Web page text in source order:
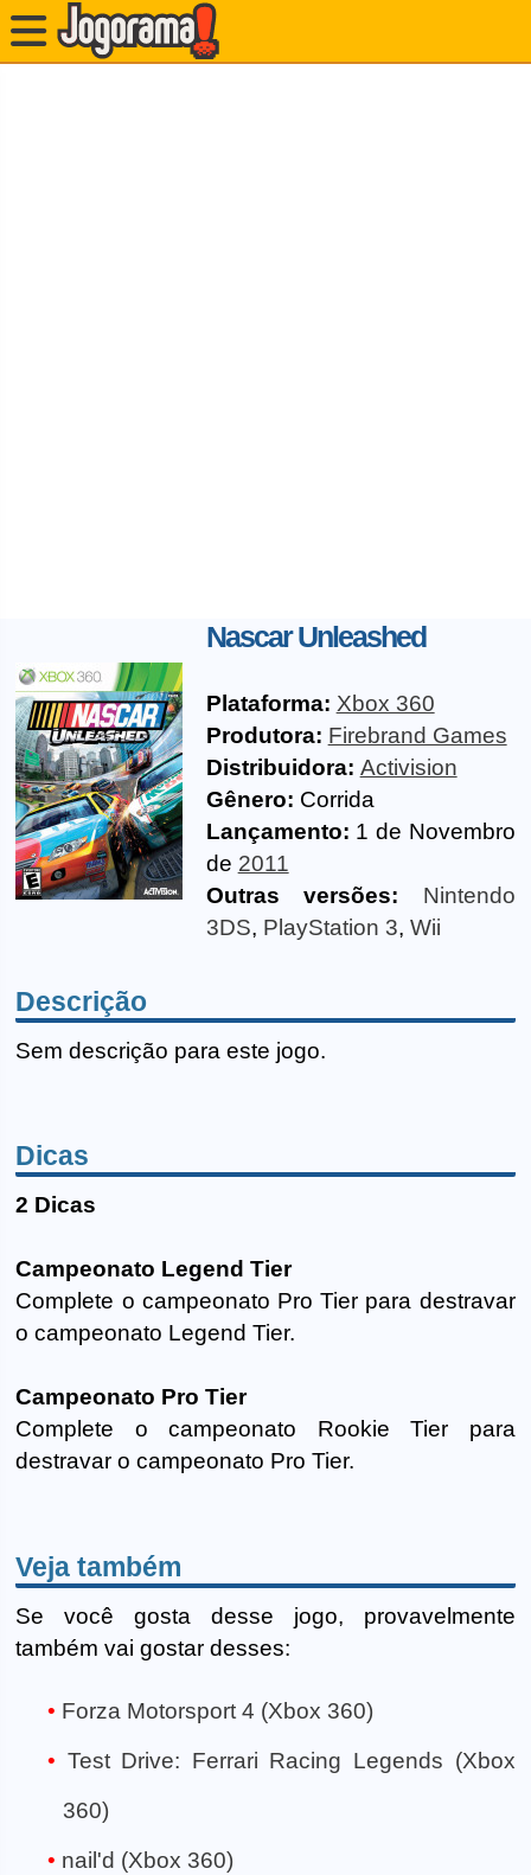
Nascar Unleashed
Plataforma: Xbox 360
Produtora: Firebrand Games
Distribuidora: Activision
Gênero: Corrida
Lançamento: 1 de Novembro
de 2011
Outras versões:
Nintendo
3DS, PlayStation 3, Wii
Descrição
Sem descrição para este jogo.
Dicas
2 Dicas
Campeonato Legend Tier
Complete o campeonato Pro Tier para destravar
o campeonato Legend Tier.
Campeonato Pro Tier
Complete o campeonato Rookie Tier para
destravar o campeonato Pro Tier.
Veja também
Se você gosta desse jogo, provavelmente
também vai gostar desses:
Forza Motorsport 4 (Xbox 360)
Test Drive: Ferrari Racing Legends (Xbox
360)
nail'd (Xbox 360)